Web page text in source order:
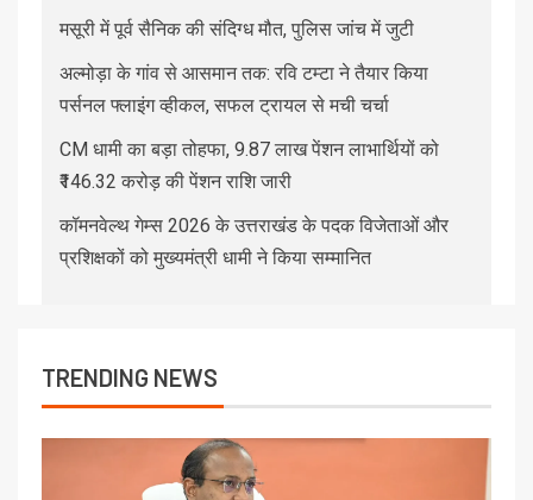
मसूरी में पूर्व सैनिक की संदिग्ध मौत, पुलिस जांच में जुटी
अल्मोड़ा के गांव से आसमान तक: रवि टम्टा ने तैयार किया
पर्सनल फ्लाइंग व्हीकल, सफल ट्रायल से मची चर्चा
CM धामी का बड़ा तोहफा, 9.87 लाख पेंशन लाभार्थियों को
₹146.32 करोड़ की पेंशन राशि जारी
कॉमनवेल्थ गेम्स 2026 के उत्तराखंड के पदक विजेताओं और
प्रशिक्षकों को मुख्यमंत्री धामी ने किया सम्मानित
TRENDING NEWS